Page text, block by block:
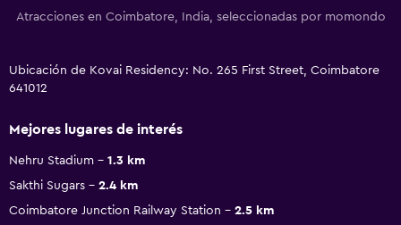
Atracciones en Coimbatore, India, seleccionadas por momondo
Ubicación de Kovai Residency: No. 265 First Street, Coimbatore
641012
Mejores lugares de interés
Nehru Stadium
1.3 km
Sakthi Sugars
2.4 km
Coimbatore Junction Railway Station
2.5 km